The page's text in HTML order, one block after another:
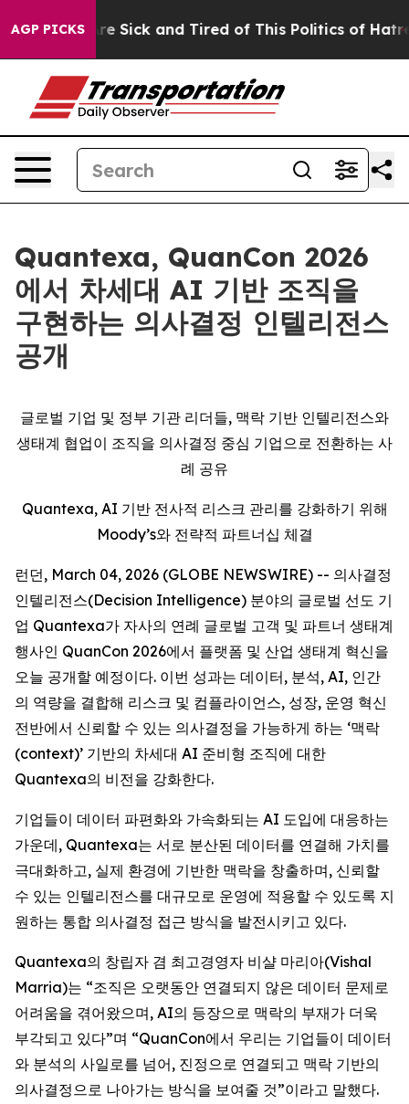
AGP PICKSAre Sick and Tired of This Politics of Hatred”
Quantexa, QuanCon 2026
에서 차세대 AI 기반 조직을
구현하는 의사결정 인텔리전스
공개
글로벌 기업 및 정부 기관 리더들, 맥락 기반 인텔리전스와
생태계 협업이 조직을 의사결정 중심 기업으로 전환하는 사
례 공유
Quantexa, AI 기반 전사적 리스크 관리를 강화하기 위해
Moody’s와 전략적 파트너십 체결
런던, March 04, 2026 (GLOBE NEWSWIRE) -- 의사결정
인텔리전스(Decision Intelligence) 분야의 글로벌 선도 기
업 Quantexa가 자사의 연례 글로벌 고객 및 파트너 생태계
행사인 QuanCon 2026에서 플랫폼 및 산업 생태계 혁신을
오늘 공개할 예정이다. 이번 성과는 데이터, 분석, AI, 인간
의 역량을 결합해 리스크 및 컴플라이언스, 성장, 운영 혁신
전반에서 신뢰할 수 있는 의사결정을 가능하게 하는 ‘맥락
(context)’ 기반의 차세대 AI 준비형 조직에 대한
Quantexa의 비전을 강화한다.
기업들이 데이터 파편화와 가속화되는 AI 도입에 대응하는
가운데, Quantexa는 서로 분산된 데이터를 연결해 가치를
극대화하고, 실제 환경에 기반한 맥락을 창출하며, 신뢰할
수 있는 인텔리전스를 대규모로 운영에 적용할 수 있도록 지
원하는 통합 의사결정 접근 방식을 발전시키고 있다.
Quantexa의 창립자 겸 최고경영자 비샬 마리아(Vishal
Marria)는 “조직은 오랫동안 연결되지 않은 데이터 문제로
어려움을 겪어왔으며, AI의 등장으로 맥락의 부재가 더욱
부각되고 있다”며 “QuanCon에서 우리는 기업들이 데이터
와 분석의 사일로를 넘어, 진정으로 연결되고 맥락 기반의
의사결정으로 나아가는 방식을 보여줄 것”이라고 말했다.